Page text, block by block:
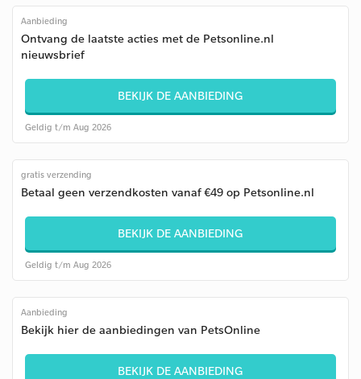
Aanbieding
Ontvang de laatste acties met de Petsonline.nl
nieuwsbrief
BEKIJK DE AANBIEDING
Geldig t/m Aug 2026
gratis verzending
Betaal geen verzendkosten vanaf €49 op Petsonline.nl
BEKIJK DE AANBIEDING
Geldig t/m Aug 2026
Aanbieding
Bekijk hier de aanbiedingen van PetsOnline
BEKIJK DE AANBIEDING